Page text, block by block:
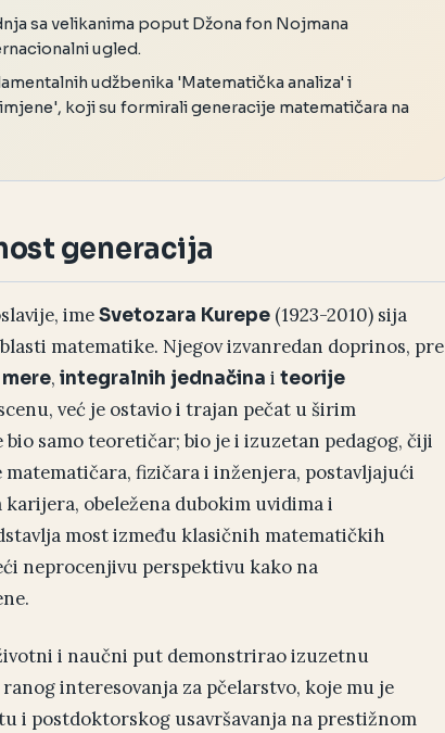
sa velikanima poput Džona fon Nojmana
ugled.
udžbenika 'Matematička analiza' i
koji su formirali generacije matematičara na
generacija
imeSvetozara Kurepe (1923-2010) sija
matematike. Njegov izvanredan doprinos, pre
, integralnih jednačina i teorije
već je ostavio i trajan pečat u širim
bio samo teoretičar; bio je i izuzetan pedagog, čiji
fizičara i inženjera, postavljajući
obeležena dubokim uvidima i
most između klasičnih matematičkih
neprocenjivu perspektivu kako na
i naučni put demonstrirao izuzetnu
interesovanja za pčelarstvo, koje mu je
i postdoktorskog usavršavanja na prestižnom